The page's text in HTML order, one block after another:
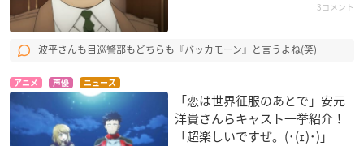
3コメント
波平さんも目巡警部もどちらも『バッカモーン』と言うよね(笑)
アニメ 声優 ニュース
「恋は世界征服のあとで」安元
洋貴さんらキャスト一挙紹介！
「超楽しいですぜ。(･(ｪ)･)」